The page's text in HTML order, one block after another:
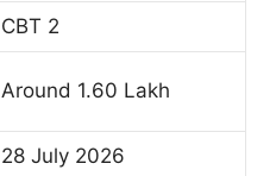
CBT 2
Around 1.60 Lakh
28 July 2026